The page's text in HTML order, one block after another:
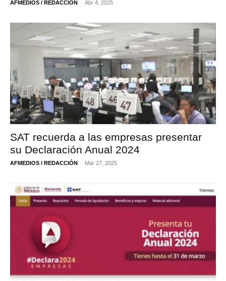
AFMEDIOS / REDACCIÓN - Abr 4, 2025
SAT recuerda a las empresas presentar
su Declaración Anual 2024
AFMEDIOS / REDACCIÓN - Mar 27, 2025